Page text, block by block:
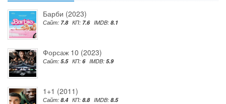
Барби (2023)
Сайт: 7.8 КП: 7.6 IMDB: 8.1
Форсаж 10 (2023)
Сайт: 5.5 КП: 6 IMDB: 5.9
1+1 (2011)
Сайт: 8.4 КП: 8.8 IMDB: 8.5